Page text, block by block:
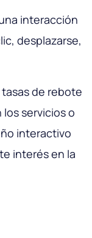
interacción
desplazarse,
de rebote
servicios o
interactivo
interés en la